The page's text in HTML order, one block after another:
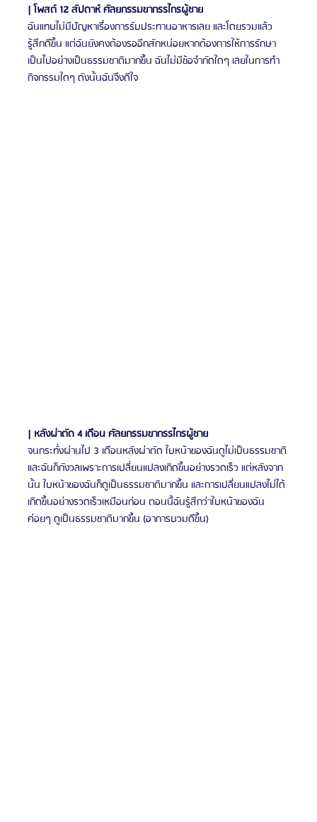
| โพสต์ 12 สัปดาห์ ศัลยกรรมขากรรไกรผู้ชาย
ฉันแทบไม่มีปัญหาเรื่องการรับประทานอาหารเลย และโดยรวมแล้ว
รู้สึกดีขึ้น แต่ฉันยังคงต้องรออีกสักหน่อยหากต้องการให้การรักษา
เป็นไปอย่างเป็นธรรมชาติมากขึ้น ฉันไม่มีข้อจำกัดใดๆ เลยในการทำ
กิจกรรมใดๆ ดังนั้นฉันจึงดีใจ
| หลังผ่าตัด 4 เดือน ศัลยกรรมขากรรไกรผู้ชาย
จนกระทั่งผ่านไป 3 เดือนหลังผ่าตัด ใบหน้าของฉันดูไม่เป็นธรรมชาติ
และฉันก็กังวลเพราะการเปลี่ยนแปลงเกิดขึ้นอย่างรวดเร็ว แต่หลังจาก
นั้น ใบหน้าของฉันก็ดูเป็นธรรมชาติมากขึ้น และการเปลี่ยนแปลงไม่ได้
เกิดขึ้นอย่างรวดเร็วเหมือนก่อน ตอนนี้ฉันรู้สึกว่าใบหน้าของฉัน
ค่อยๆ ดูเป็นธรรมชาติมากขึ้น (อาการบวมดีขึ้น)